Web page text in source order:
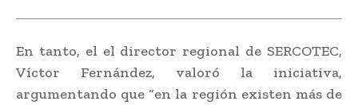
En tanto, el el director regional de SERCOTEC,
Víctor Fernández, valoró la iniciativa,
argumentando que “en la región existen más de